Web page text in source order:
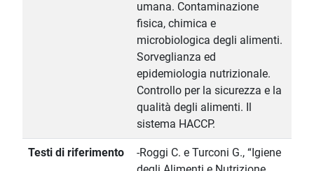
umana. Contaminazione
fisica, chimica e
microbiologica degli alimenti.
Sorveglianza ed
epidemiologia nutrizionale.
Controllo per la sicurezza e la
qualità degli alimenti. Il
sistema HACCP.
Testi di riferimento
-Roggi C. e Turconi G., “Igiene